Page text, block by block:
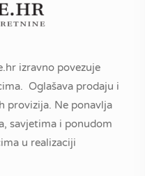
izravno povezuje
Oglašava prodaju i
provizija. Ne ponavlja
savjetima i ponudom
u realizaciji